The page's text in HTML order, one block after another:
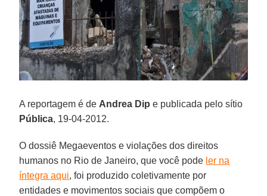
A reportagem é de Andrea Dip e publicada pelo sítio
Pública, 19-04-2012.
O dossiê Megaeventos e violações dos direitos
humanos no Rio de Janeiro, que você pode ler na
íntegra aqui, foi produzido coletivamente por
entidades e movimentos sociais que compõem o